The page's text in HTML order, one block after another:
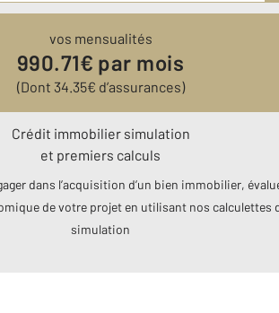
vos mensualités
990.71€ par mois
(Dont 34.35€ d’assurances)
Crédit immobilier simulation
et premiers calculs
dans l’acquisition d’un bien immobilier,
de votre projet en utilisant nos calculettes
simulation